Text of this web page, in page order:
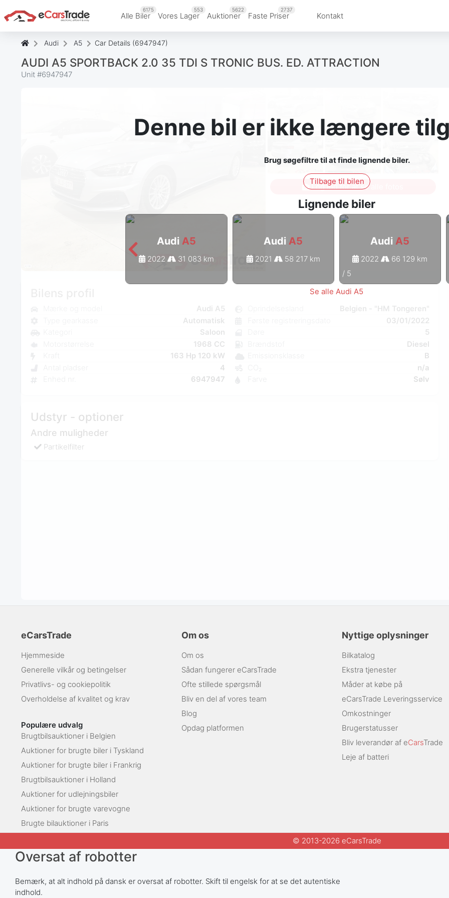
Alle Biler
6175
Vores Lager
553
Auktioner
5622
Faste Priser
2737
Kontakt
Audi A5 Car Details (6947947)
AUDI A5 SPORTBACK 2.0 35 TDI S TRONIC BUS. ED. ATTRACTION
Unit #6947947
Denne bil er ikke længere
Brug søgefiltre til at finde lignende biler.
Tilbage til bilen
Lignende biler
Audi A5
2022 31 083 km
AudiA5
2021 58 217 km
AudiA5
2022 66 129 km
/ 5
Se alle Audi A5
Log ind for at se alle fotos
Audi A5
Automatisk
Saloon
1968 CC
163 Hp 120 kW
4
6947947
Belgien - "HM Tongeren"
03/01/2022
5
Diesel
B
n/a
Sølv
Udstyr - optioner
Andre muligheder
Partikelfilter
eCarsTrade
Hjemmeside
Generelle vilkår og betingelser
Privatlivs- og cookiepolitik
Overholdelse af kvalitet og krav
Populære udvalg
Brugtbilsauktioner i Belgien
Auktioner for brugte biler i Tyskland
Auktioner for brugte biler i Frankrig
Brugtbilsauktioner i Holland
Auktioner for udlejningsbiler
Auktioner for brugte varevogne
Brugte bilauktioner i Paris
Om os
Om os
Sådan fungerer eCarsTrade
Ofte stillede spørgsmål
Bliv en del af vores team
Blog
Opdag platformen
Nyttige oplysninger
Bilkatalog
Ekstra tjenester
Måder at købe på
eCarsTrade Leveringsservice
Omkostninger
Brugerstatusser
Bliv leverandør af eCarsTrade
Leje af batteri
© 2013-2026 eCarsTrade
Oversat af robotter
Bemærk, at alt indhold på dansk er oversat af robotter. Skift til engelsk for at se det autentiske
indhold.